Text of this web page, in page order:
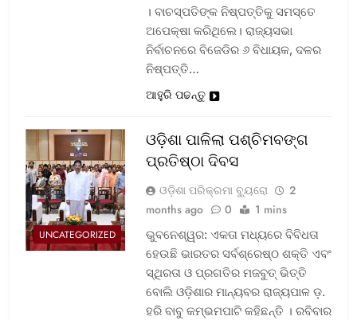
। ବାଚସ୍ପତିଙ୍କ ନିଷ୍ପତ୍ତିକୁ ସମସ୍ତେ
ଅପେକ୍ଷା କରିଥିଲେ। ରାଜ୍ୟସଭା
ନିର୍ବାଚନରେ ବିଜେଡିର ୬ ବିଧାୟକ, ଦଳର
ନିଷ୍ପତ୍ତି…
ଆହୁରି ପଢନ୍ତୁ
UNCATEGORIZED
ଓଡ଼ିଶା ପାଳିଲା ପଶ୍ଚିମବଙ୍ଗ
ପ୍ରତିଷ୍ଠା ଦିବସ
ଓଡ଼ିଶା ପରିକ୍ରମା ବ୍ୟୁରୋ
2
months ago
0 1 mins
ଭୁବନେଶ୍ୱର: ଏକତା ମଧ୍ୟରେ ବିବିଧତା
ହେଉଛି ଭାରତର ସର୍ବଶ୍ରେଷ୍ଠ ଶକ୍ତି ଏବଂ
ସ୍ଥିରତା ଓ ପ୍ରଗତିର ମଜବୁତ୍ ଭିତ୍ତି
ବୋଲି ଓଡ଼ିଶାର ମାନ୍ୟବର ରାଜ୍ୟପାଳ ଡ଼.
ହରି ବାବୁ କମ୍ଭମପାଟି କହିଛନ୍ତି । ରବିବାର